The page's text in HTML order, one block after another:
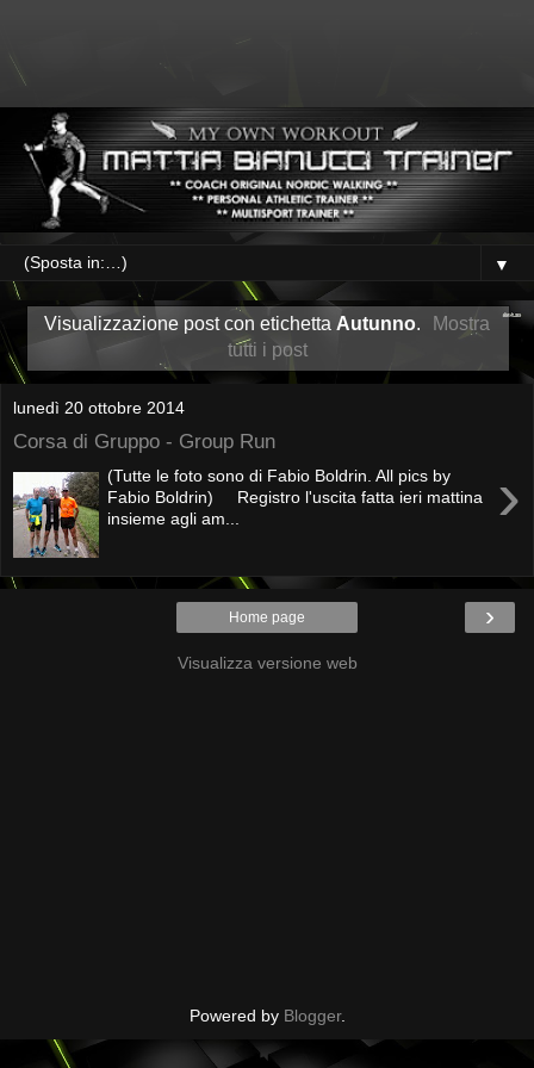
▼
Visualizzazione post con etichetta Autunno.
Mostra
tutti i post
lunedì 20 ottobre 2014
Corsa di Gruppo - Group Run
›
(Tutte le foto sono di Fabio Boldrin. All pics by
Fabio Boldrin) Registro l'uscita fatta ieri mattina
insieme agli am...
›
Home page
Visualizza versione web
Powered by Blogger.